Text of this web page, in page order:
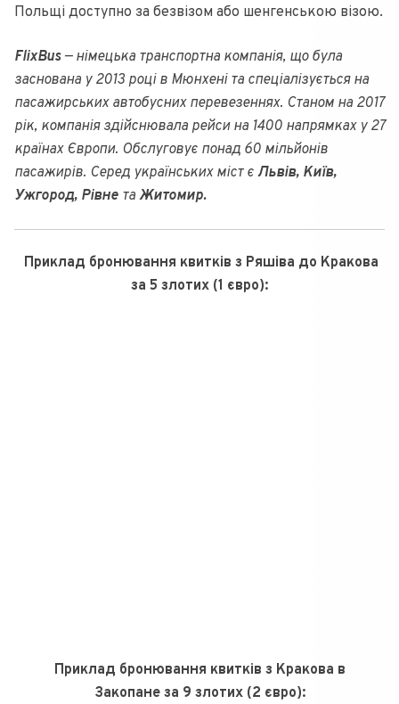
Польщі доступно за безвізом або шенгенською візою.
FlixBus — німецька транспортна компанія, що була
заснована у 2013 році в Мюнхені та спеціалізується на
пасажирських автобусних перевезеннях. Станом на 2017
рік, компанія здійснювала рейси на 1400 напрямках у 27
країнах Європи. Обслуговує понад 60 мільйонів
пасажирів. Серед українських міст є Львів, Київ,
Ужгород, Рівне та Житомир.
Приклад бронювання квитків з Ряшіва до Кракова
за 5 злотих (1 євро):
Приклад бронювання квитків з Кракова в
Закопанеза 9 злотих (2 євро):